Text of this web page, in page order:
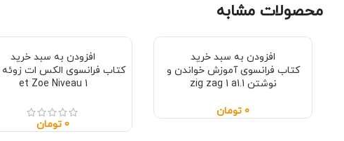
محصولات مشابه
افزودن به سبد خرید
کتاب فرانسوی آموزش خواندن و
نوشتن zig zag 1 a1.1
0 تومان
افزودن به سبد خرید
et Zoe Niveau 1
0 تومان